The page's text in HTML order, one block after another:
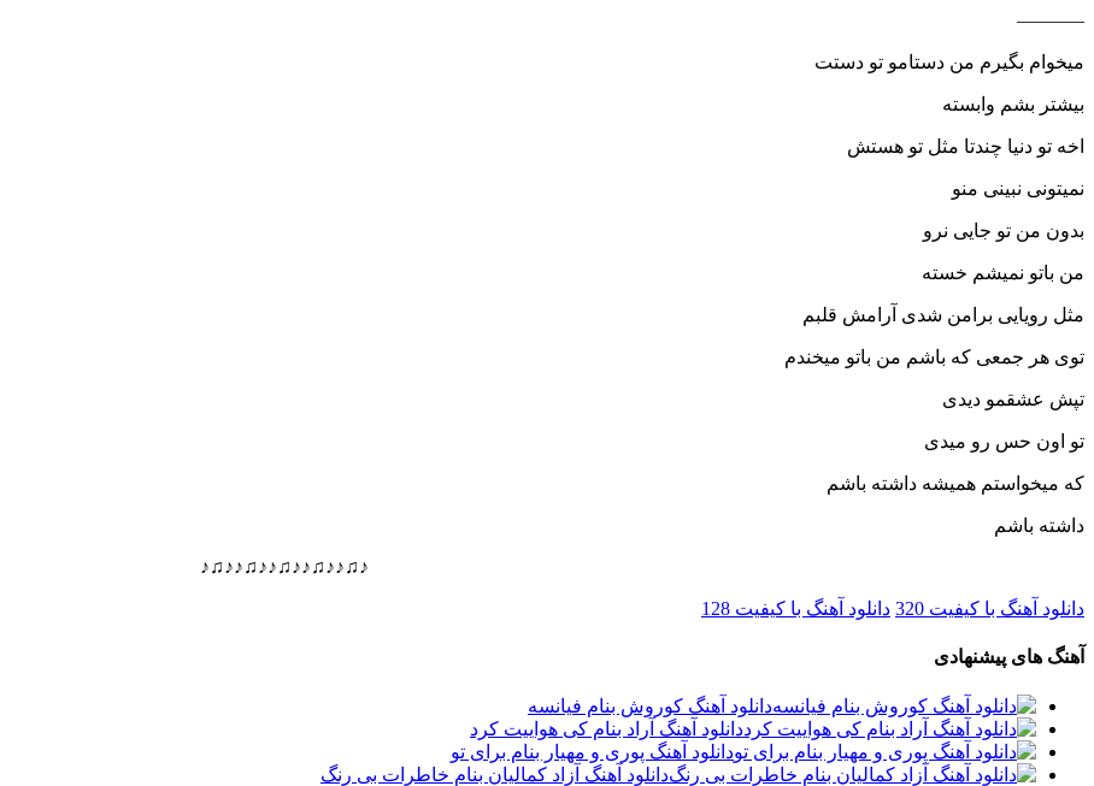
———–
میخوام بگیرم من دستامو تو دستت
بیشتر بشم وابسته
اخه تو دنیا چندتا مثل تو هستش
نمیتونی نبینی منو
بدون من تو جایی نرو
من باتو نمیشم خسته
مثل رویایی برامن شدی آرامش قلبم
توی هر جمعی که باشم من باتو میخندم
تپش عشقمو دیدی
تو اون حس رو میدی
که میخواستم همیشه داشته باشم
داشته باشم
♪♫♪♪♫♪♪♫♪♪♫♪♪♫♪
دانلود آهنگ با کیفیت 320 دانلود آهنگ با کیفیت 128
آهنگ های پیشنهادی
دانلود آهنگ کوروش بنام فیانسه
دانلود آهنگ آراد بنام کی هواییت کرد
دانلود آهنگ پوری و مهیار بنام برای تو
دانلود آهنگ آزاد کمالیان بنام خاطرات بی رنگ